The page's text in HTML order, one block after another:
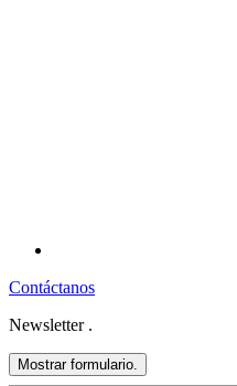
Contáctanos
Newsletter .
Mostrar formulario.